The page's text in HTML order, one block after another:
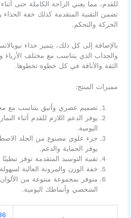
للقدم، مما يعني الراحة الكاملة حتى
تضمن التقنية المتقدمة كذلك خفة الحذاء
الحركة والتحكم.
والجذاب الذي يتناسب مع مختلف الأزياء
الثقة والأناقة في كل خطوة تخطوها.
مميزات المنتج:
تصميم عصري وأنيق يتناسب مع
يوفر الدعم اللازم للقدم أثناء
اليومية.
جزء علوي مصنوع من الجلد
يوفر الحماية والدعم.
تقنية التوسيد المتقدمة توفر
خفة الوزن والمرونة العالية
متوفر بمجموعة متنوعة من
الشخصي وأنماطك اليومية.